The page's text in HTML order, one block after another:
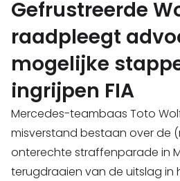
Gefrustreerde
raadpleegt
mogelijke
ingrijpen FIA
Mercedes-teambaas Toto
misverstand bestaan over de
onterechte straffenparade in
terugdraaien van de uitslag in